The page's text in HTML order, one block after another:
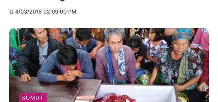
4/03/2018 02:09:00 PM
SUMUT